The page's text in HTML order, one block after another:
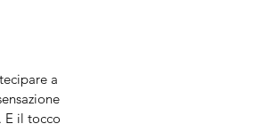
a
E il tocco